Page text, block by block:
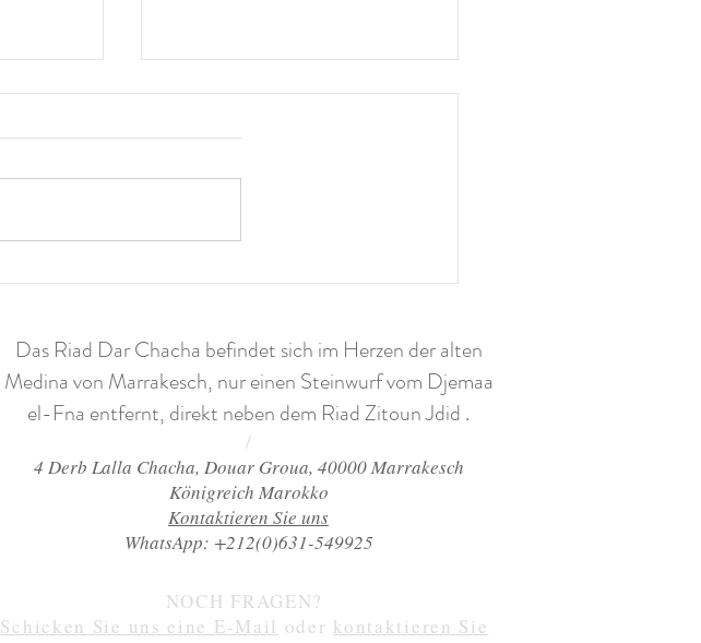
Das Riad Dar Chacha befindet sich im Herzen der alten
Medina von Marrakesch, nur einen Steinwurf vom Djemaa
el-Fna entfernt, direkt neben dem Riad Zitoun Jdid .
/
4 Derb Lalla Chacha, Douar Groua, 40000 Marrakesch
Königreich Marokko
Kontaktieren Sie uns
WhatsApp: +212(0)631-549925
NOCH FRAGEN?
Schicken Sie uns eine E-Mail oder kontaktieren Sie